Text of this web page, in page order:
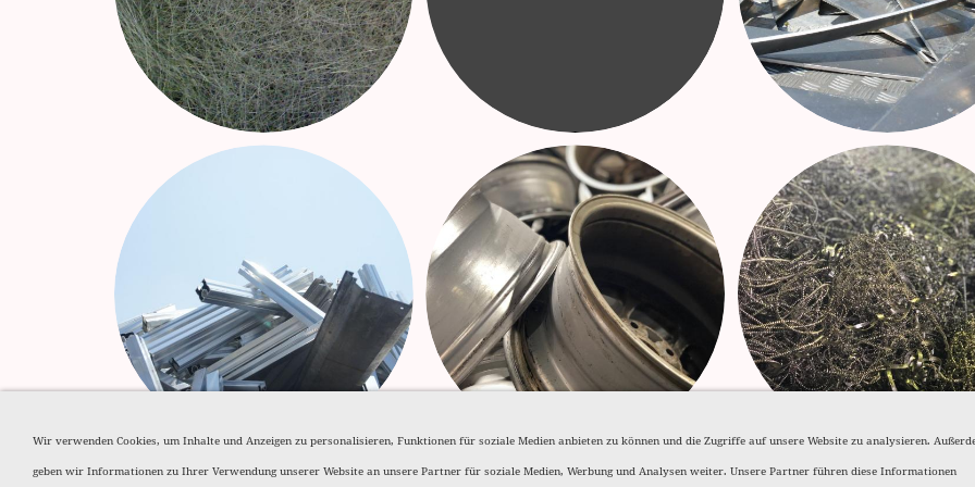
Wir verwenden Cookies, um Inhalte und Anzeigen zu personalisieren, Funktionen für soziale Medien anbieten zu können und die Zugriffe auf unsere Website zu analysieren.
geben wir Informationen zu Ihrer Verwendung unserer Website an unsere Partner für soziale Medien, Werbung und Analysen weiter. Unsere Partner führen diese Informationen